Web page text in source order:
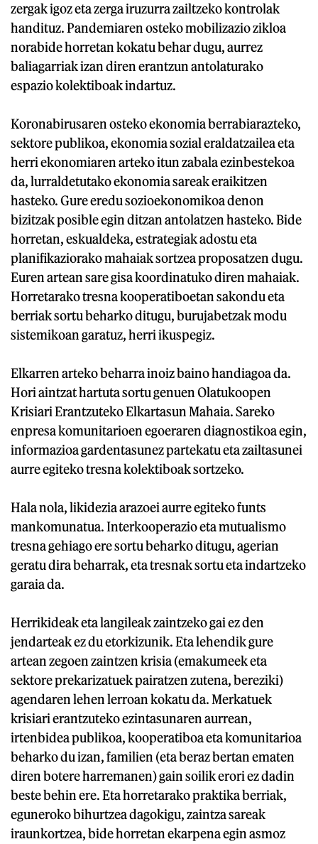
zergak igoz eta zerga iruzurra zailtzeko kontrolak
handituz. Pandemiaren osteko mobilizazio zikloa
norabide horretan kokatu behar dugu, aurrez
baliagarriak izan diren erantzun antolaturako
espazio kolektiboak indartuz.
Koronabirusaren osteko ekonomia berrabiarazteko,
sektore publikoa, ekonomia sozial eraldatzailea eta
herri ekonomiaren arteko itun zabala ezinbestekoa
da, lurraldetutako ekonomia sareak eraikitzen
hasteko. Gure eredu sozioekonomikoa denon
bizitzak posible egin ditzan antolatzen hasteko. Bide
horretan, eskualdeka, estrategiak adostu eta
planifikaziorako mahaiak sortzea proposatzen dugu.
Euren artean sare gisa koordinatuko diren mahaiak.
Horretarako tresna kooperatiboetan sakondu eta
berriak sortu beharko ditugu, burujabetzak modu
sistemikoan garatuz, herri ikuspegiz.
Elkarren arteko beharra inoiz baino handiagoa da.
Hori aintzat hartuta sortu genuen Olatukoopen
Krisiari Erantzuteko Elkartasun Mahaia. Sareko
enpresa komunitarioen egoeraren diagnostikoa egin,
informazioa gardentasunez partekatu eta zailtasunei
aurre egiteko tresna kolektiboak sortzeko.
Hala nola, likidezia arazoei aurre egiteko funts
mankomunatua. Interkooperazio eta mutualismo
tresna gehiago ere sortu beharko ditugu, agerian
geratu dira beharrak, eta tresnak sortu eta indartzeko
garaia da.
Herrikideak eta langileak zaintzeko gai ez den
jendarteak ez du etorkizunik. Eta lehendik gure
artean zegoen zaintzen krisia (emakumeek eta
sektore prekarizatuek pairatzen zutena, bereziki)
agendaren lehen lerroan kokatu da. Merkatuek
krisiari erantzuteko ezintasunaren aurrean,
irtenbidea publikoa, kooperatiboa eta komunitarioa
beharko du izan, familien (eta beraz bertan ematen
diren botere harremanen) gain soilik erori ez dadin
beste behin ere. Eta horretarako praktika berriak,
eguneroko bihurtzea dagokigu, zaintza sareak
iraunkortzea, bide horretan ekarpena egin asmoz